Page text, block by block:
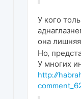
У кого
она лишняя
Но,
У многих
http://